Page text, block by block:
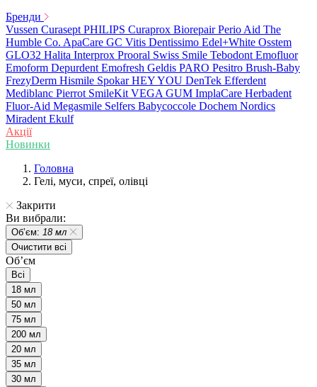
Бренди
Vussen Curasept PHILIPS Curaprox Biorepair Perio Aid The
Humble Co. ApaCare GC Vitis Dentissimo Edel+White Osstem
GLO32 Halita Interprox Prooral Swiss Smile Tebodont Emofluor
Emoform Depurdent Emofresh Geldis PARO Pesitro Brush-Baby
FrezyDerm Hismile Spokar HEY YOU DenTek Efferdent
Mediblanc Pierrot SmileKit VEGAGUM ImplaCare Herbadent
Fluor-Aid Megasmile Selfers Babycoccole Dochem Nordics
Miradent Ekulf
Акції
Новинки
Головна
Гелі, муси, спреї, олівці
Закрити
Ви вибрали:
Обʼєм: 18 мл
Очистити всі
Обʼєм
Всі
18 мл
50 мл
75 мл
200 мл
20 мл
35 мл
30 мл